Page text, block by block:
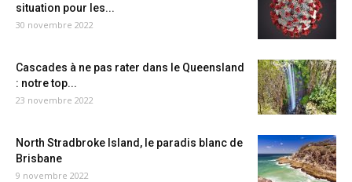
situation pour les...
30 novembre 2022
Cascades à ne pas rater dans le Queensland
: notre top...
23 novembre 2022
North Stradbroke Island, le paradis blanc de
Brisbane
9 novembre 2022